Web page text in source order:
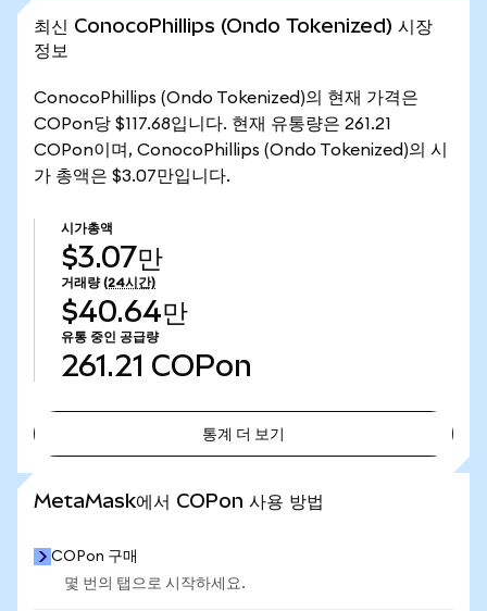
최신 ConocoPhillips (Ondo Tokenized) 시장
정보
ConocoPhillips (Ondo Tokenized)의 현재 가격은
COPon당 $117.68입니다. 현재 유통량은 261.21
COPon이며, ConocoPhillips (Ondo Tokenized)의 시
가 총액은 $3.07만입니다.
시가총액
$3.07만
거래량 (24시간)
$40.64만
유통 중인 공급량
261.21 COPon
통계 더 보기
MetaMask에서 COPon 사용 방법
COPon 구매
몇 번의 탭으로 시작하세요.